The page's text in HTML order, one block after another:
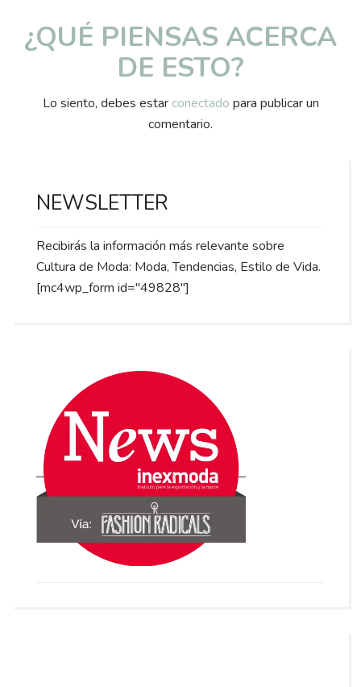
¿QUÉ PIENSAS ACERCA
DE ESTO?
Lo siento, debes estar conectado para publicar un
comentario.
NEWSLETTER
Recibirás la información más relevante sobre
Cultura de Moda: Moda, Tendencias, Estilo de Vida.
[mc4wp_form id="49828"]